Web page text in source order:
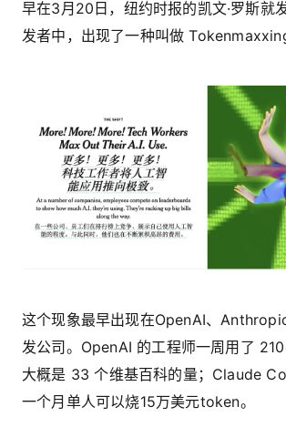
早在3月20日，纽约时报的凯文·罗斯就
发者中，出现了一种叫做
这个现象最早出现在OpenAI、
发公司。OpenAI 的工程师一周用了
大概是 33 个维基百科的量；Claude
一个月单人可以烧15万美元token。